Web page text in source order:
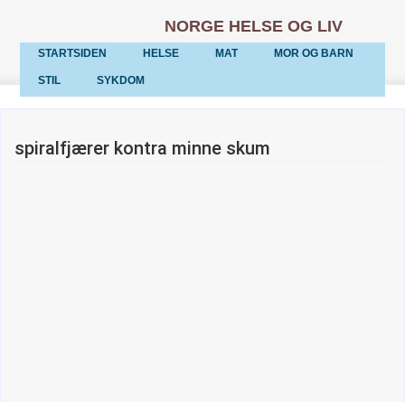
NORGE HELSE OG LIV
STARTSIDEN HELSE MAT MOR OG BARN
STIL SYKDOM
spiralfjærer kontra minne skum